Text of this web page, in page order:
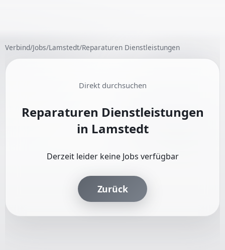
Verbind/Jobs/Lamstedt/Reparaturen Dienstleistungen
Direkt durchsuchen
Reparaturen Dienstleistungen
in Lamstedt
Derzeit leider keine Jobs verfügbar
Zurück